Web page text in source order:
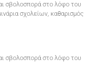
σβολοσπορά στο λόφο του
σχολείων, καθαρισμός
σβολοσπορά στο λόφο του